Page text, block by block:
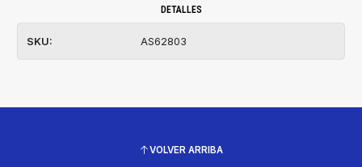
DETALLES
SKU: AS62803
VOLVER ARRIBA